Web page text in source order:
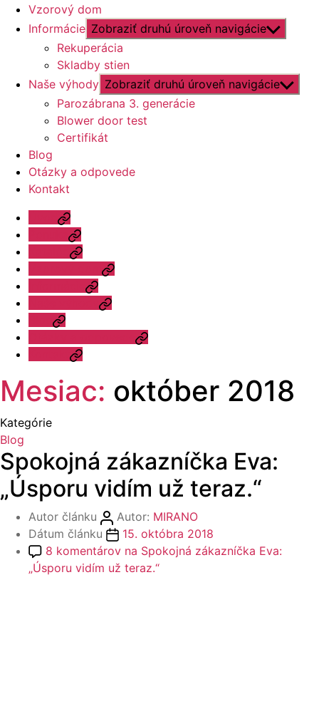
Vzorový dom
Informácie Zobraziť druhú úroveň navigácie
Rekuperácia
Skladby stien
Naše výhody Zobraziť druhú úroveň navigácie
Parozábrana 3. generácie
Blower door test
Certifikát
Blog
Otázky a odpovede
Kontakt
Mesiac: október 2018
Kategórie
Blog
Spokojná zákazníčka Eva:
„Úsporu vidím už teraz.“
Autor článku Autor: MIRANO
Dátum článku
15. októbra 2018
8 komentárov na Spokojná zákazníčka Eva:
„Úsporu vidím už teraz.“